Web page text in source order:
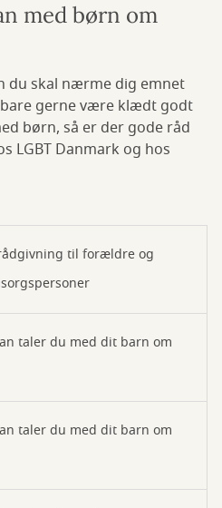
med børn om
du skal nærme dig emnet
gerne være klædt godt
børn, så er der gode råd
LGBT Danmark og hos
til forældre og
taler du med dit barn om
taler du med dit barn om